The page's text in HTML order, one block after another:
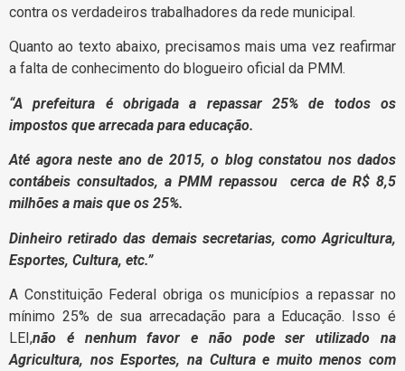
contra os verdadeiros trabalhadores da rede municipal.
Quanto ao texto abaixo, precisamos mais uma vez reafirmar
a falta de conhecimento do blogueiro oficial da PMM.
“A prefeitura é obrigada a repassar 25% de todos os
impostos que arrecada para educação.
Até agora neste ano de 2015, o blog constatou nos dados
contábeis consultados, a PMM repassou cerca de R$ 8,5
milhões a mais que os 25%.
Dinheiro retirado das demais secretarias, como Agricultura,
Esportes, Cultura, etc.”
A Constituição Federal obriga os municípios a repassar no
mínimo 25% de sua arrecadação para a Educação. Isso é
LEI,não é nenhum favor e não pode ser utilizado na
Agricultura, nos Esportes, na Cultura e muito menos com